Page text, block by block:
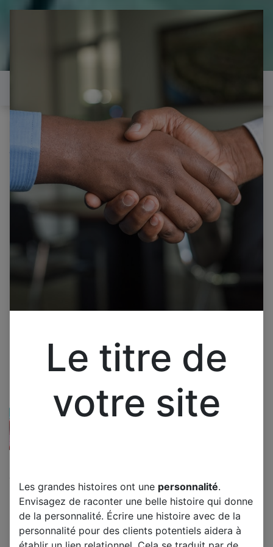
il est temps de
réparer...Electronique 66 est
heureux de vous aider
Tous les produits
Multimètre SMD UNI-T UT116C, gamme
automatique, Diode de capacité de résistance (RCD)
LED Zener DCV, testeur de batterie professionnel
Multimètre SMD UNI-T
UT116C, gamme automatique,
Diode de capacité de
Le titre de
votre site
Les grandes histoires ont une personnalité.
Envisagez de raconter une belle histoire qui donne
de la personnalité. Écrire une histoire avec de la
personnalité pour des clients potentiels aidera à